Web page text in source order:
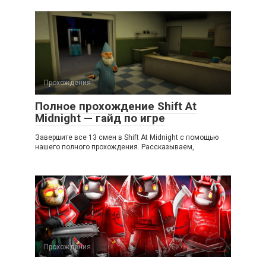
Прохождения
Полное прохождение Shift At
Midnight — гайд по игре
Завершите все 13 смен в Shift At Midnight с помощью
нашего полного прохождения. Рассказываем,
Прохождения